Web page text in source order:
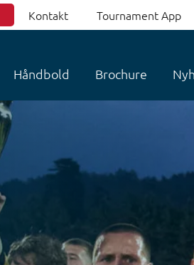
Kontakt Tournament App
Håndbold Brochure